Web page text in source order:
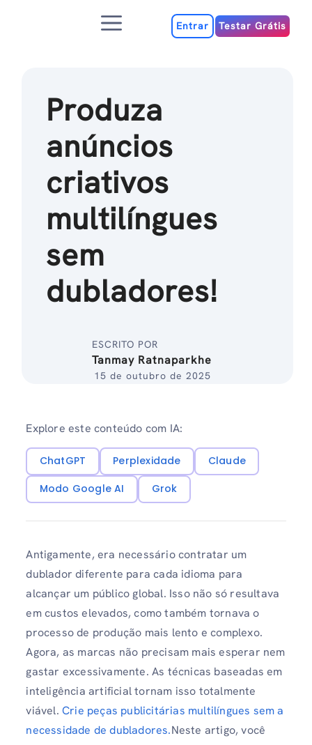
MenuEntrar Testar Grátis
Produza
anúncios
criativos
multilíngues
sem
dubladores!
ESCRITO POR
Tanmay Ratnaparkhe
15 de outubro de 2025
Explore este conteúdo com IA:
ChatGPT Perplexidade
Claude
Modo Google AI
Grok
Antigamente, era necessário contratar um
dublador diferente para cada idioma para
alcançar um público global. Isso não só resultava
em custos elevados, como também tornava o
processo de produção mais lento e complexo.
Agora, as marcas não precisam mais esperar nem
gastar excessivamente. As técnicas baseadas em
inteligência artificial tornam isso totalmente
viável. Crie peças publicitárias multilíngues sem a
necessidade de dubladores.Neste artigo, você